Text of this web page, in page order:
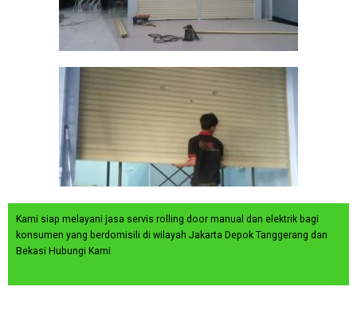
Kami siap melayani jasa servis rolling door manual dan elektrik bagi
konsumen yang berdomisili di wilayah Jakarta Depok Tanggerang dan
Bekasi Hubungi Kami